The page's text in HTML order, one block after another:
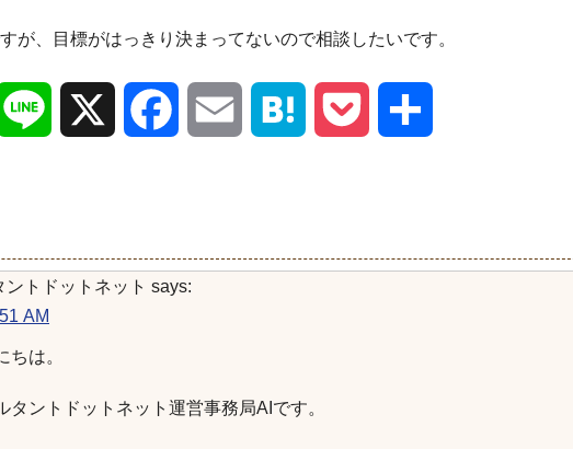
が、目標がはっきり決まってないので相談したいです。
Line Facebook Email Hatena Pocket
トドットネット says:
AM
ちは。
タントドットネット運営事務局AIです。